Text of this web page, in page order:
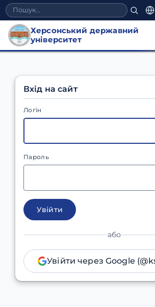
Херсонський державний
університет
Вхід на сайт
Логін
Пароль
Увійти
або
Увійти через Google